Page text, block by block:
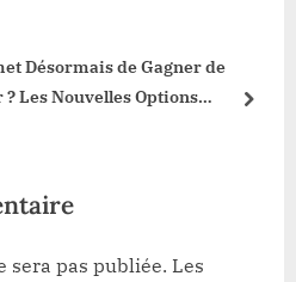
Désormais de Gagner de
Les Nouvelles Options
next
sera pas publiée. Les